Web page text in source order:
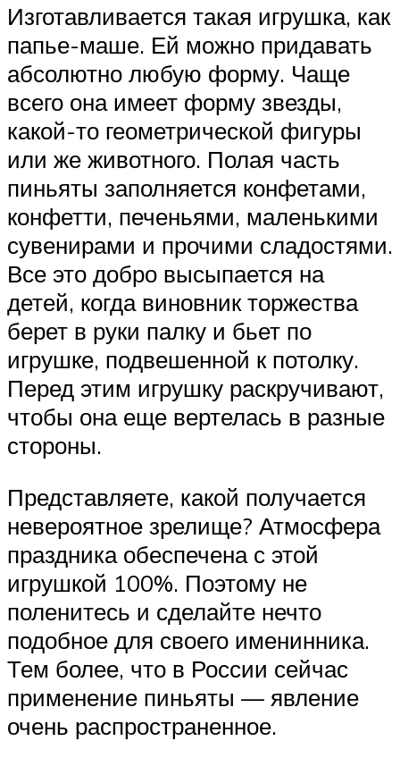
Изготавливается такая игрушка, как
папье-маше. Ей можно придавать
абсолютно любую форму. Чаще
всего она имеет форму звезды,
какой-то геометрической фигуры
или же животного. Полая часть
пиньяты заполняется конфетами,
конфетти, печеньями, маленькими
сувенирами и прочими сладостями.
Все это добро высыпается на
детей, когда виновник торжества
берет в руки палку и бьет по
игрушке, подвешенной к потолку.
Перед этим игрушку раскручивают,
чтобы она еще вертелась в разные
стороны.
Представляете, какой получается
невероятное зрелище? Атмосфера
праздника обеспечена с этой
игрушкой 100%. Поэтому не
поленитесь и сделайте нечто
подобное для своего именинника.
Тем более, что в России сейчас
применение пиньяты — явление
очень распространенное.